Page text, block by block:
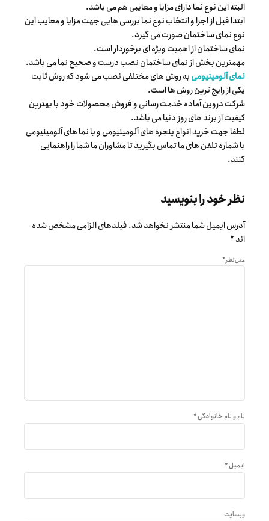
البته این نوع نما دارای مزایا و معایبی هم می باشد.
ابتدا قبل از اجرا و انتخاب نوع نما بررسی هایی جهت مزایا و معایب این
نوع نمای ساختمان صورت می گیرد.
نمای ساختمان از اهمیت ویژه ای برخوردار است.
مهمترین بخش از نمای ساختمان نصب درست و صحیح نما می باشد.
نمای آلومینیومیبه روش های مختلفی نصب می شود که روش ثابت
یکی از رایج ترین روش ها است.
شرکت دروین آماده خدمت رسانی و فروش محصولات خود با بهترین
کیفیت از برند های روز دنیا می باشد.
لطفا جهت خرید انواع پنجره های آلومینیومی و یا نما های آلومینیومی
با شماره تلفن های ما تماس بگیرید تا مشاوران ما شما را راهنمایی
کنند.
نظر خود را بنویسید
آدرس ایمیل شما منتشر نخواهد شد. فیلدهای الزامی مشخص شده
اند *
متن نظر*
نام و نام خانوادگی *
ایمیل *
وبسایت